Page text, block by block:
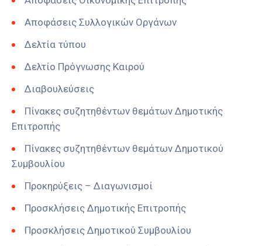
Αποφάσεις Συλλογικών Οργάνων
Δελτία τύπου
Δελτίο Πρόγνωσης Καιρού
Διαβουλεύσεις
Πίνακες συζητηθέντων θεμάτων Δημοτικής
Επιτροπής
Πίνακες συζητηθέντων θεμάτων Δημοτικού
Συμβουλίου
Προκηρύξεις – Διαγωνισμοί
Προσκλήσεις Δημοτικής Επιτροπής
Προσκλήσεις Δημοτικού Συμβουλίου